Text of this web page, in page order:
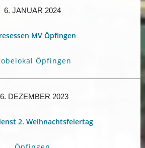
6. JANUAR 2024
MV Öpfingen
Öpfingen
DEZEMBER 2023
2. Weihnachtsfeiertag